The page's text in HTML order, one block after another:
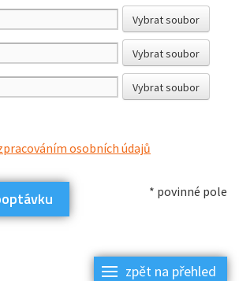
Vybrat soubor
Vybrat soubor
Vybrat soubor
osobních údajů
* povinné pole
zpět na přehled